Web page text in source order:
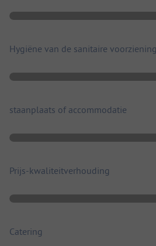
Hygiëne van de sanitaire
staanplaats of accommodatie
Prijs-kwaliteitverhouding
Catering